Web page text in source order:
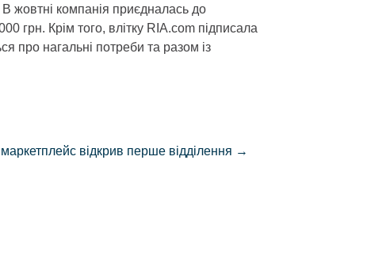
жовтні компанія приєдналась до
грн. Крім того, влітку RIA.com підписала
про нагальні потреби та разом із
відкрив перше відділення →